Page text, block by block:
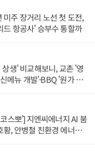
미주 장거리 노선 첫 도전,
드 항공사' 승부수 통할까
생' 비교해보니, 교촌 '영
메뉴 개발'·BBQ '원가 부
스뽀'] 지엔씨에너지 AI 붐
황, 안병철 친환경 에너지